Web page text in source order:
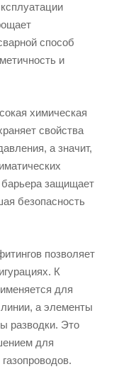
способ
и
химическая
свойства
а значит,
барьера защищает
безопасность
позволяет
К
для
а элементы
разводки. Это
для